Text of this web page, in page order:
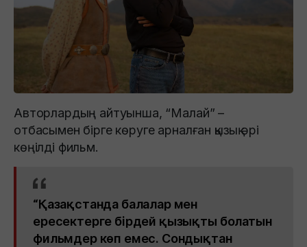
Авторлардың айтуынша, “Малай” –
отбасымен бірге көруге арналған қызық әрі
көңілді фильм.
“Қазақстанда балалар мен
ересектерге бірдей қызықты болатын
фильмдер көп емес. Сондықтан